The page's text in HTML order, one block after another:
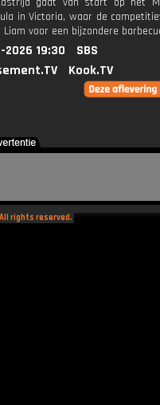
in Victoria, waar de
Liam voor een bijzondere
2026 19:30
SBS
Kook.TV
rights reserved.